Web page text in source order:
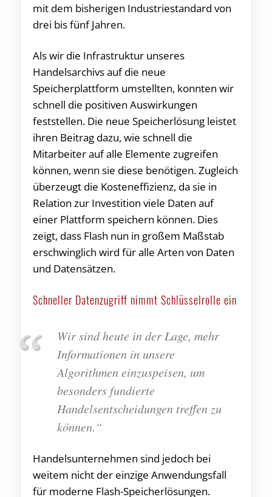
mit dem bisherigen Industriestandard von
drei bis fünf Jahren.
Als wir die Infrastruktur unseres
Handelsarchivs auf die neue
Speicherplattform umstellten, konnten wir
schnell die positiven Auswirkungen
feststellen. Die neue Speicherlösung leistet
ihren Beitrag dazu, wie schnell die
Mitarbeiter auf alle Elemente zugreifen
können, wenn sie diese benötigen. Zugleich
überzeugt die Kosteneffizienz, da sie in
Relation zur Investition viele Daten auf
einer Plattform speichern können. Dies
zeigt, dass Flash nun in großem Maßstab
erschwinglich wird für alle Arten von Daten
und Datensätzen.
Schneller Datenzugriff nimmt Schlüsselrolle ein
Wir sind heute in der Lage, mehr
Informationen in unsere
Algorithmen einzuspeisen, um
besonders fundierte
Handelsentscheidungen treffen zu
können.“
Handelsunternehmen sind jedoch bei
weitem nicht der einzige Anwendungsfall
für moderne Flash-Speicherlösungen.